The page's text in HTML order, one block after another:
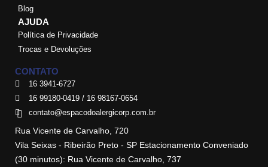
Blog
AJUDA
Política de Privacidade
Trocas e Devoluções
CONTATO
16 3941-6727
16 99180-0419 / 16 98167-0654
contato@espacodoalergicorp.com.br
Rua Vicente de Carvalho, 720
Vila Seixas - Ribeirão Preto - SP Estacionamento Conveniado
(30 minutos): Rua Vicente de Carvalho, 737